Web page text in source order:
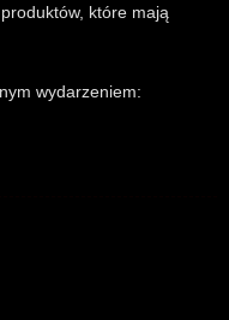
które mają
wydarzeniem: